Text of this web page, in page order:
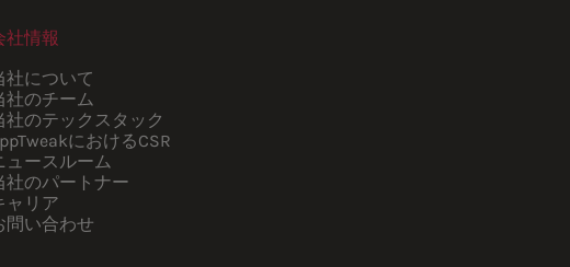
社情報
社について
社のチーム
社のテックスタック
におけるCSR
ュースルーム
社のパートナー
ャリア
問い合わせ